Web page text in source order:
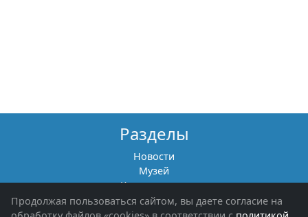
Разделы
Новости
Музей
Книги памяти
Фотоальбомы
Обращения граждан
Продолжая пользоваться сайтом, вы даете согласие на